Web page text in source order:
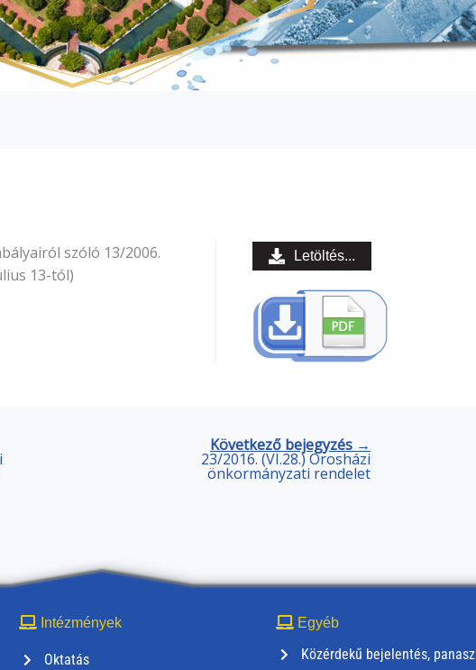
szóló 13/2006.
13-tól)
Letöltés...
Következő bejegyzés →
23/2016. (VI.28.) Orosházi
önkormányzati rendelet
Intézmények
Oktatás
Egyéb
Közérdekű bejelentés, panasz